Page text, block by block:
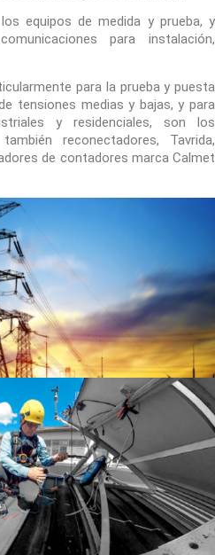
equipos de medida y prueba, y
para instalación,
para la prueba y puesta
tensiones medias y bajas, y para
y residenciales, son los
reconectadores, Tavrida,
de contadores marca Calmet